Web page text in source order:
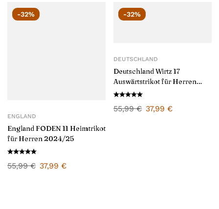
-32%
ENGLAND
England FODEN 11 Heimtrikot
für Herren 2024/25
55,99€ 37,99 €
-32%
DEUTSCHLAND
Deutschland Wirtz 17
Auswärtstrikot für Herren
2024/25
55,99€ 37,99 €